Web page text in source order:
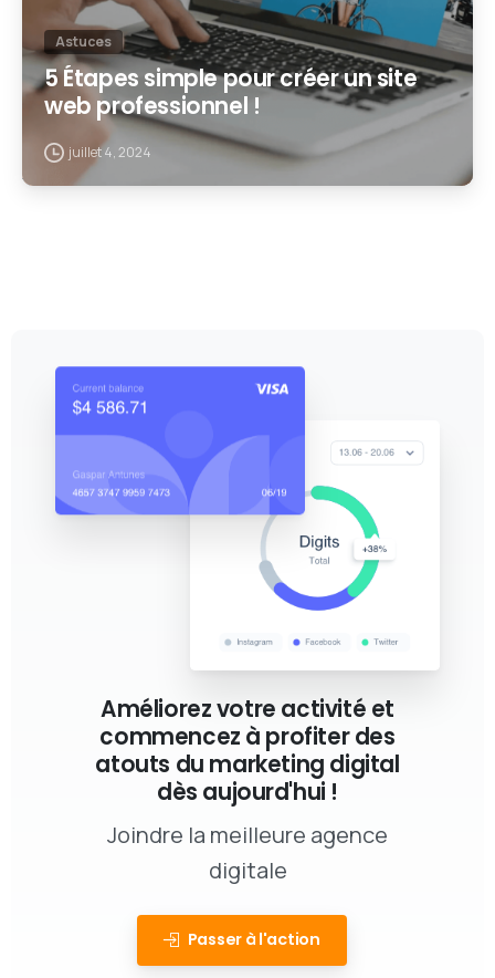
Astuces
5 Étapes simple pour créer un site
web professionnel !
juillet 4, 2024
Améliorez votre activité et
commencez à profiter des
atouts du marketing digital
dès aujourd'hui !
Joindre la meilleure agence
digitale
Passer à l'action